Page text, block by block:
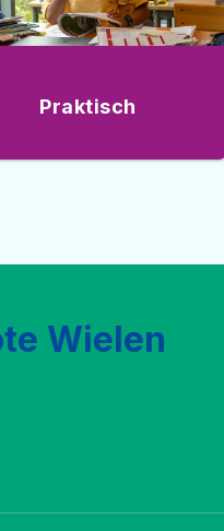
Praktisch
Wielen